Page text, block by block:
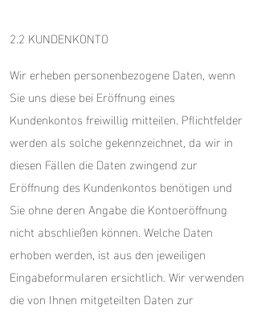
2.2 KUNDENKONTO
Wir erheben personenbezogene Daten, wenn
Sie uns diese bei Eröffnung eines
Kundenkontos freiwillig mitteilen. Pflichtfelder
werden als solche gekennzeichnet, da wir in
diesen Fällen die Daten zwingend zur
Eröffnung des Kundenkontos benötigen und
Sie ohne deren Angabe die Kontoeröffnung
nicht abschließen können. Welche Daten
erhoben werden, ist aus den jeweiligen
Eingabeformularen ersichtlich. Wir verwenden
die von Ihnen mitgeteilten Daten zur